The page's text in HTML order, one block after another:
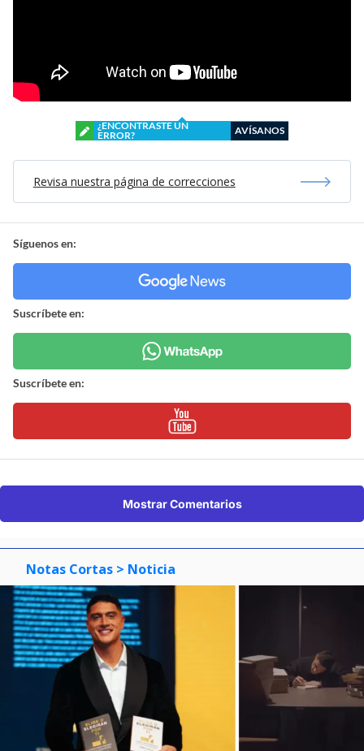
¿ENCONTRASTE UN
ERROR?
AVÍSANOS
Revisa nuestra página de correcciones
Síguenos en:
Suscríbete en:
Suscríbete en:
Mostrar Comentarios
Notas Cortas > Noticia